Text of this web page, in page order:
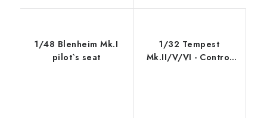
1/48 Blenheim Mk.I
pilot`s seat
1/32 Tempest
Mk.II/V/VI - Control